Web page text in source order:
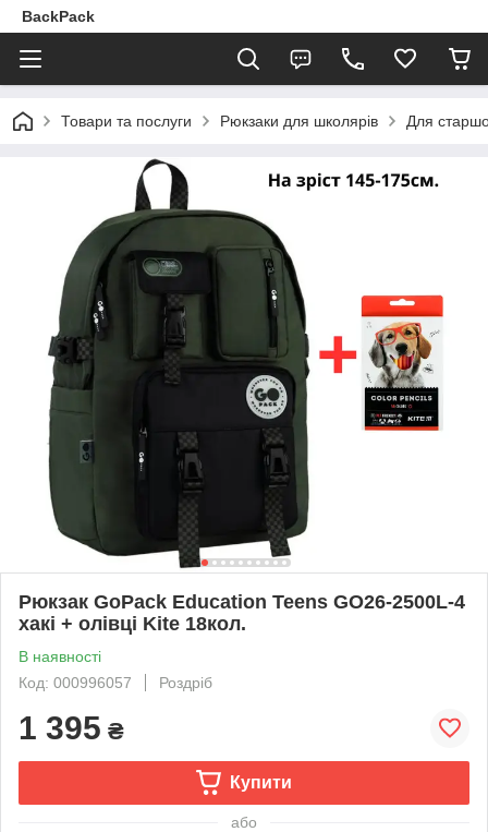
BackPack
Товари та послуги Рюкзаки для школярів Для
Рюкзак GoPack Education Teens GO26-2500L-4
хакі + олівці Kite 18кол.
В наявності
Код: 000996057
Роздріб
1 395 ₴
Купити
або